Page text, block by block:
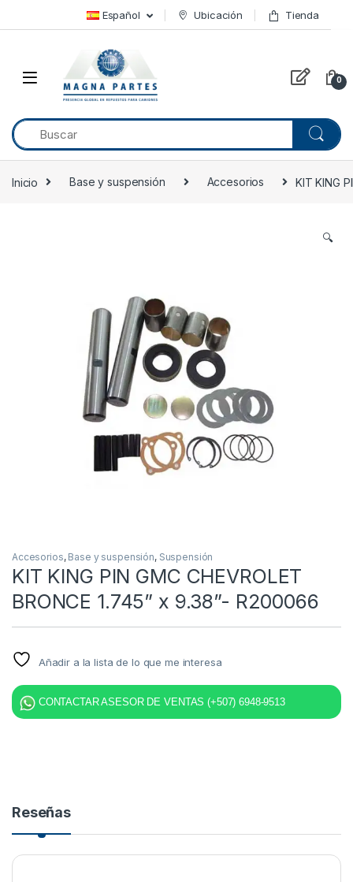
Skip to navigation Español Ubicación Tienda
0
Inicio Base y suspensión Accesorios KIT KING
🔍
Accesorios, Base y suspensión, Suspensión
KIT KING PIN GMC CHEVROLET
BRONCE 1.745” x 9.38”- R200066
Añadir a la lista de lo que me interesa
CONTACTAR ASESOR DE VENTAS (+507) 6948-9513
Reseñas